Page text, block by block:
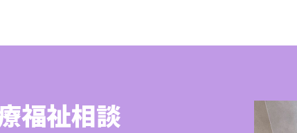
福祉相談